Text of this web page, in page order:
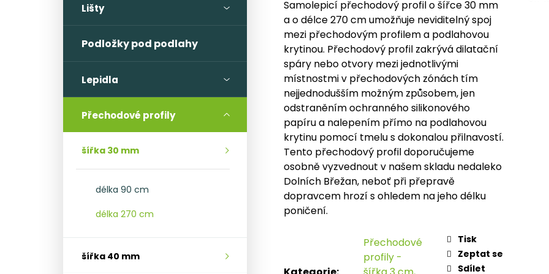
Lišty
Podložky pod podlahy
Lepidla
Přechodové profily
šířka 30 mm
délka 90 cm
délka 270 cm
šířka 40 mm
Samolepicí přechodový profil o šířce 30 mm
a o délce 270 cm umožňuje neviditelný spoj
mezi přechodovým profilem a podlahovou
krytinou. Přechodový profil zakrývá dilatační
spáry nebo otvory mezi jednotlivými
místnostmi v přechodových zónách tím
nejjednodušším možným způsobem, jen
odstraněním ochranného silikonového
papíru a nalepením přímo na podlahovou
krytinu pomocí tmelu s dokonalou přilnavostí.
Tento přechodový profil doporučujeme
osobně vyzvednout v našem skladu nedaleko
Dolních Břežan, neboť při přepravě
dopravcem hrozí s ohledem na jeho délku
poničení.
Přechodové
profily -
Tisk
Zeptat se
Sdílet